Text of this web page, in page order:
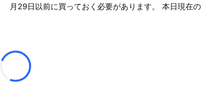
月29日以前に買っておく必要があります。 本日現在の